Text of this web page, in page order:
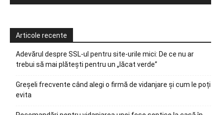
Articole recente
Adevărul despre SSL-ul pentru site-urile mici: De ce nu ar
trebui să mai plătești pentru un „lăcat verde”
Greșeli frecvente când alegi o firmă de vidanjare și cum le poți
evita